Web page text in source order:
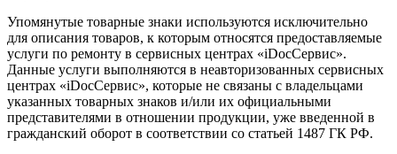
Упомянутые товарные знаки используются исключительно
для описания товаров, к которым относятся предоставляемые
услуги по ремонту в сервисных центрах «iDocСервис».
Данные услуги выполняются в неавторизованных сервисных
центрах «iDocСервис», которые не связаны с владельцами
указанных товарных знаков и/или их официальными
представителями в отношении продукции, уже введенной в
гражданский оборот в соответствии со статьей 1487 ГК РФ.